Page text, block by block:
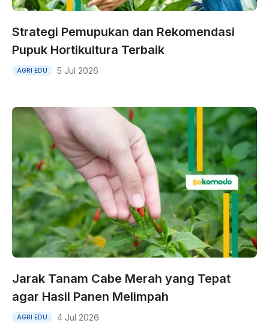
Strategi Pemupukan dan Rekomendasi
Pupuk Hortikultura Terbaik
AGRI EDU 5 Jul 2026
Jarak Tanam Cabe Merah yang Tepat
agar Hasil Panen Melimpah
AGRI EDU 4 Jul 2026